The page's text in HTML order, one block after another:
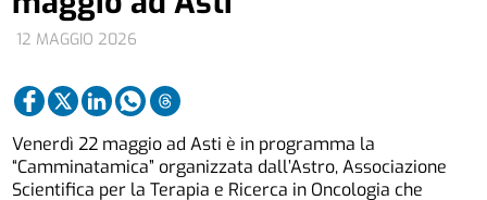
12 MAGGIO 2026
Venerdì 22 maggio ad Asti è in programma la
“Camminatamica” organizzata dall’Astro, Associazione
Scientifica per la Terapia e Ricerca in Oncologia che